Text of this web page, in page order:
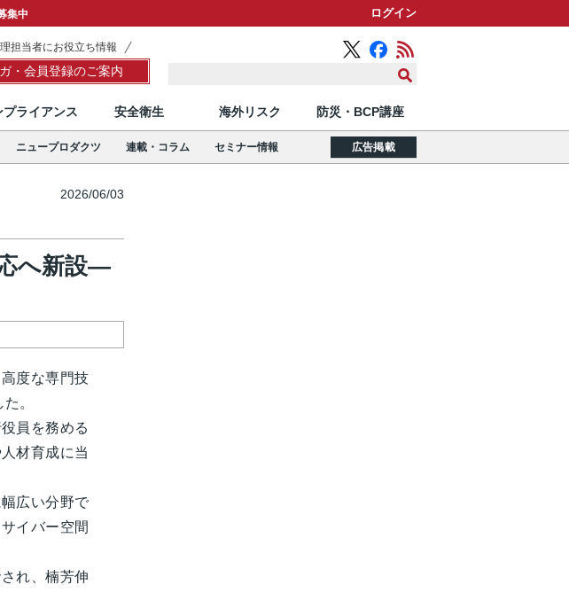
集中 ログイン
担当者にお役立ち情報
・会員登録のご案内
プライアンス 安全衛生 海外リスク 防災・BCP講座
ニュープロダクツ 連載・コラム セミナー情報 広告掲載
2026/06/03
へ新設―
度な専門技
。
員を務める
材育成に当
広い分野で
イバー空間
れ、楠芳伸